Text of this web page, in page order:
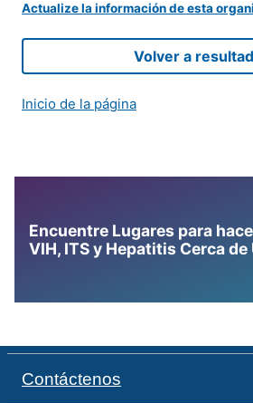
Actualize la información de esta
Volver a
Inicio de la página
Encuentre Lugares para
VIH, ITS y Hepatitis Cerca de
Contáctenos